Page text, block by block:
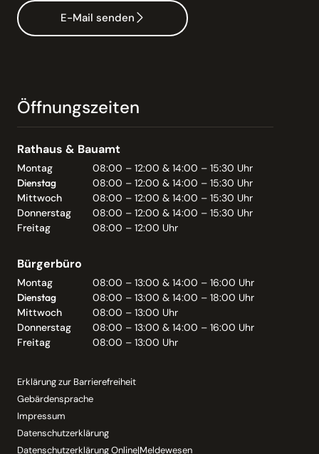
E-Mail senden
Öffnungszeiten
Rathaus & Bauamt
Montag
08:00 – 12:00 & 14:00 – 15:30 Uhr
Dienstag
08:00 – 12:00 & 14:00 – 15:30 Uhr
Mittwoch
08:00 – 12:00 & 14:00 – 15:30 Uhr
Donnerstag
08:00 – 12:00 & 14:00 – 15:30 Uhr
Freitag
08:00 – 12:00 Uhr
Bürgerbüro
Montag
08:00 – 13:00 & 14:00 – 16:00 Uhr
Dienstag
08:00 – 13:00 & 14:00 – 18:00 Uhr
Mittwoch
08:00 – 13:00 Uhr
Donnerstag
08:00 – 13:00 & 14:00 – 16:00 Uhr
Freitag
08:00 – 13:00 Uhr
Erklärung zur Barrierefreiheit
Gebärdensprache
Impressum
Datenschutzerklärung
Datenschutzerklärung Online|Meldewesen